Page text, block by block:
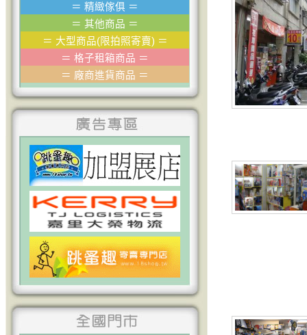
＝ 精緻傢俱 ＝
＝ 其他商品 ＝
＝ 大型商品(限拍照寄賣) ＝
＝ 格子租箱商品 ＝
＝ 廠商進貨商品 ＝